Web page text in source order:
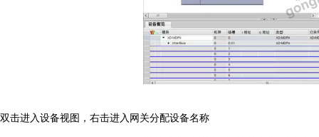
双击进入设备视图，右击进入网关分配设备名称